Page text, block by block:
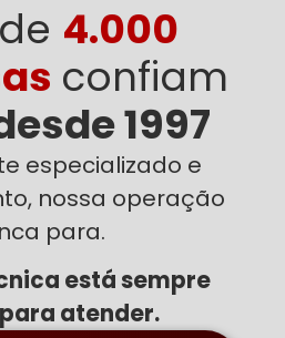
4.000
confiam
1997
especializado e
nossa operação
para.
está sempre
atender.